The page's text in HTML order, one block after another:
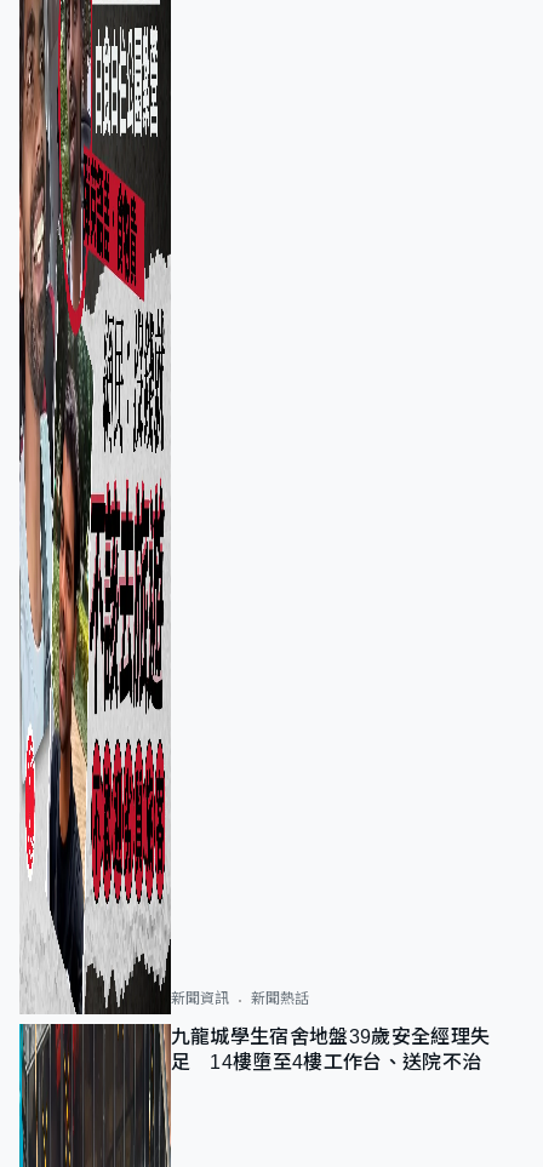
新聞資訊 新聞熱話
九龍城學生宿舍地盤39歲安全經理失
足 14樓墮至4樓工作台、送院不治